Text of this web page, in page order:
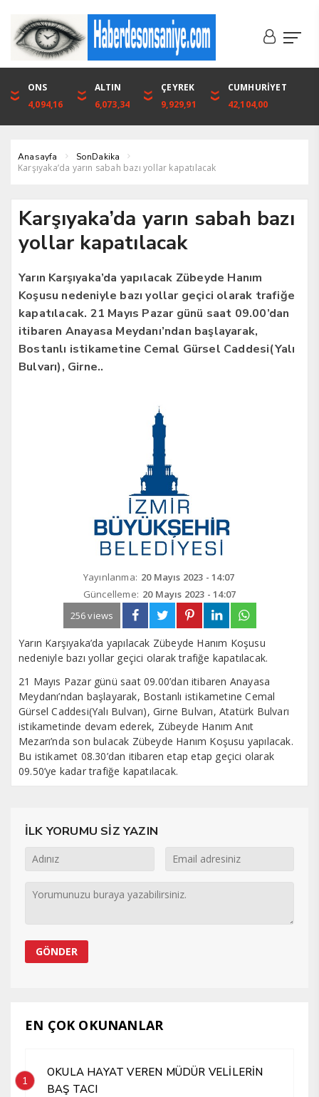
DOLAR
46,1316
EURO
53,3001
ALTIN
6,073,34
BIST
1.720,92
ONS
4,094,16
ALTIN
6,073,34
ÇEYREK
9,929,91
CUMHURİYET
42,104,00
Anasayfa SonDakika
Karşıyaka’da yarın sabah bazı yollar kapatılacak
Karşıyaka’da yarın sabah bazı
yollar kapatılacak
Yarın Karşıyaka’da yapılacak Zübeyde Hanım
Koşusu nedeniyle bazı yollar geçici olarak trafiğe
kapatılacak. 21 Mayıs Pazar günü saat 09.00’dan
itibaren Anayasa Meydanı’ndan başlayarak,
Bostanlı istikametine Cemal Gürsel Caddesi(Yalı
Bulvarı), Girne..
Yayınlanma: 20 Mayıs 2023 - 14:07
Güncelleme: 20 Mayıs 2023 - 14:07
256 views
Yarın Karşıyaka’da yapılacak Zübeyde Hanım Koşusu
nedeniyle bazı yollar geçici olarak trafiğe kapatılacak.
21 Mayıs Pazar günü saat 09.00’dan itibaren Anayasa
Meydanı’ndan başlayarak, Bostanlı istikametine Cemal
Gürsel Caddesi(Yalı Bulvarı), Girne Bulvarı, Atatürk Bulvarı
istikametinde devam ederek, Zübeyde Hanım Anıt
Mezarı’nda son bulacak Zübeyde Hanım Koşusu yapılacak.
Bu istikamet 08.30’dan itibaren etap etap geçici olarak
09.50’ye kadar trafiğe kapatılacak.
İLK YORUMU SİZ YAZIN
EN ÇOK OKUNANLAR
1
OKULA HAYAT VEREN MÜDÜR VELİLERİN
BAŞ TACI